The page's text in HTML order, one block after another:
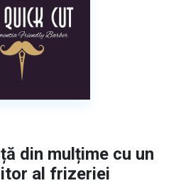
din mulțime cu un
al frizeriei